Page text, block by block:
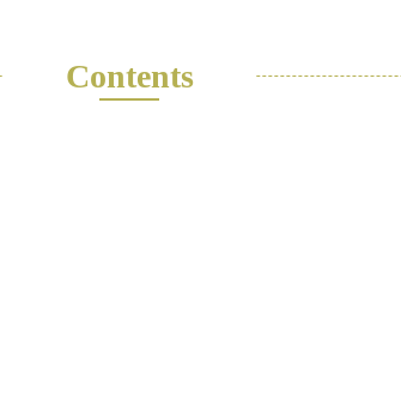
Contents